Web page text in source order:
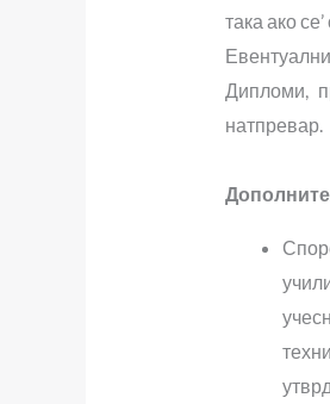
така ако
Дипломи,
натпревар.